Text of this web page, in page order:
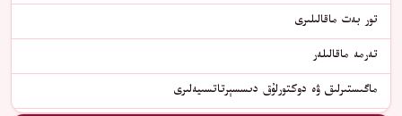
تور بەت ماقالىلىرى
تەرمە ماقالىلەر
ماگىستىرلىق ۋە دوكتورلۇق دىسسېرتاتسىيەلىرى